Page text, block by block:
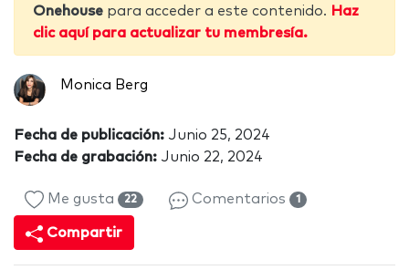
Onehouse para acceder a este contenido. Haz
clic aquí para actualizar tu membresía.
Monica Berg
Fecha de publicación: Junio 25, 2024
Fecha de grabación: Junio 22, 2024
Me gusta 22 Comentarios 1
Compartir